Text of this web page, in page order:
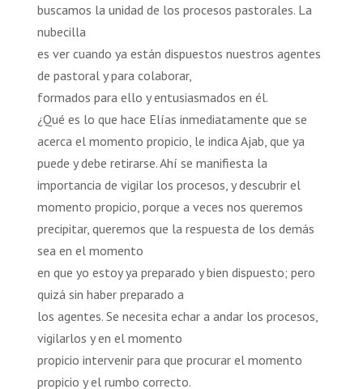
buscamos la unidad de los procesos pastorales. La
nubecilla
es ver cuando ya están dispuestos nuestros agentes
de pastoral y para colaborar,
formados para ello y entusiasmados en él.
¿Qué es lo que hace Elías inmediatamente que se
acerca el momento propicio, le indica Ajab, que ya
puede y debe retirarse. Ahí se manifiesta la
importancia de vigilar los procesos, y descubrir el
momento propicio, porque a veces nos queremos
precipitar, queremos que la respuesta de los demás
sea en el momento
en que yo estoy ya preparado y bien dispuesto; pero
quizá sin haber preparado a
los agentes. Se necesita echar a andar los procesos,
vigilarlos y en el momento
propicio intervenir para que procurar el momento
propicio y el rumbo correcto.